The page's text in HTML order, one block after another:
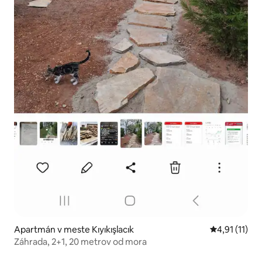
Apartmán v meste Kıyıkışlacık Priemerné
4,91 (11)
Záhrada, 2+1, 20 metrov od mora